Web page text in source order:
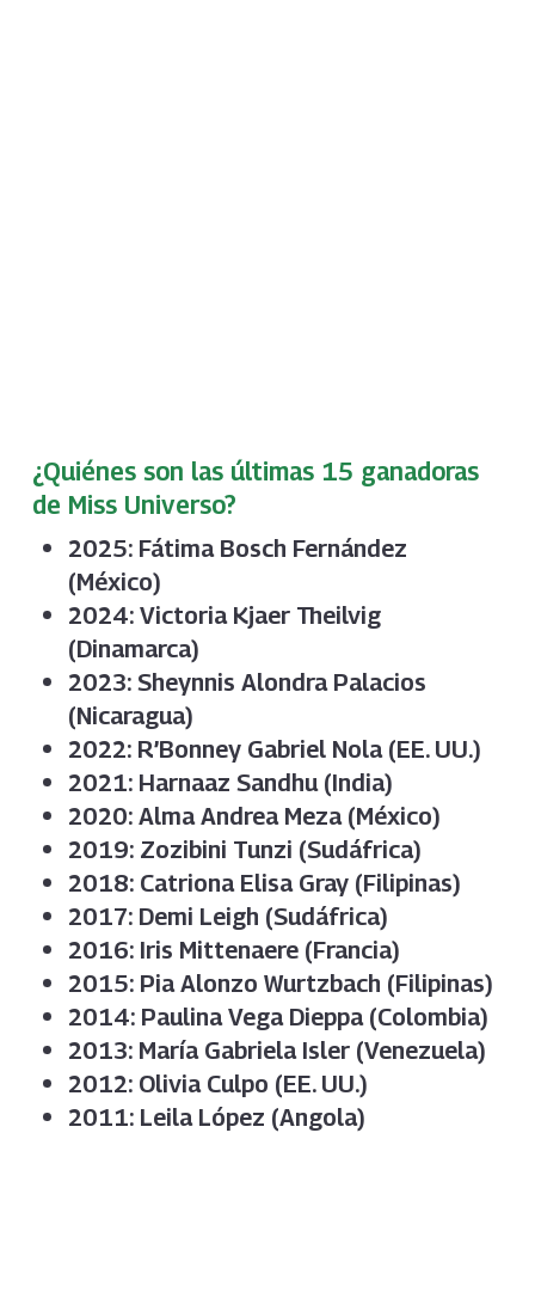
¿Quiénes son las últimas 15 ganadoras
de Miss Universo?
2025: Fátima Bosch Fernández
(México)
2024: Victoria Kjaer Theilvig
(Dinamarca)
2023: Sheynnis Alondra Palacios
(Nicaragua)
2022: R’Bonney Gabriel Nola (EE. UU.)
2021: Harnaaz Sandhu (India)
2020: Alma Andrea Meza (México)
2019: Zozibini Tunzi (Sudáfrica)
2018: Catriona Elisa Gray (Filipinas)
2017: Demi Leigh (Sudáfrica)
2016: Iris Mittenaere (Francia)
2015: Pia Alonzo Wurtzbach (Filipinas)
2014: Paulina Vega Dieppa (Colombia)
2013: María Gabriela Isler (Venezuela)
2012: Olivia Culpo (EE. UU.)
2011: Leila López (Angola)